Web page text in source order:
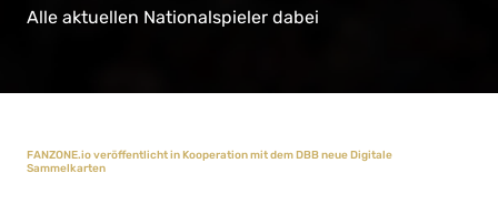
Alle aktuellen Nationalspieler dabei
FANZONE.io veröffentlicht in Kooperation mit dem DBB neue Digitale
Sammelkarten